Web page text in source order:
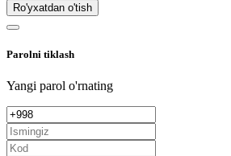
Ro'yxatdan o'tish
Parolni tiklash
Yangi parol o'rnating